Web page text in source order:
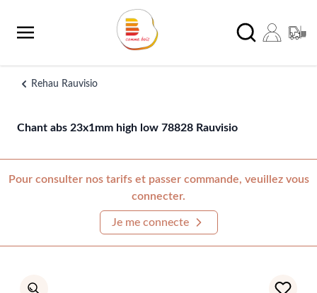
Chercher
Rehau Rauvisio
Chant abs 23x1mm high low 78828 Rauvisio
Pour consulter nos tarifs et passer commande, veuillez vous
connecter.
Je me connecte